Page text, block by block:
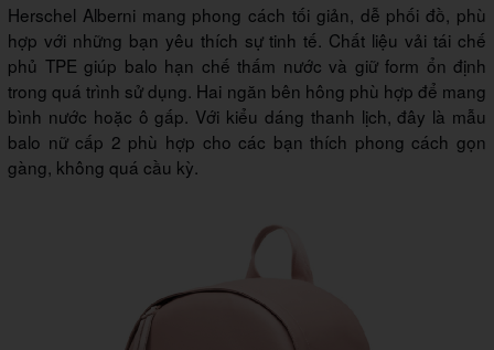
Herschel Alberni mang phong cách tối giản, dễ phối đồ, phù
hợp với những bạn yêu thích sự tinh tế. Chất liệu vải tái chế
phủ TPE giúp balo hạn chế thấm nước và giữ form ổn định
trong quá trình sử dụng. Hai ngăn bên hông phù hợp để mang
bình nước hoặc ô gấp. Với kiểu dáng thanh lịch, đây là mẫu
balo nữ cấp 2 phù hợp cho các bạn thích phong cách gọn
gàng, không quá cầu kỳ.